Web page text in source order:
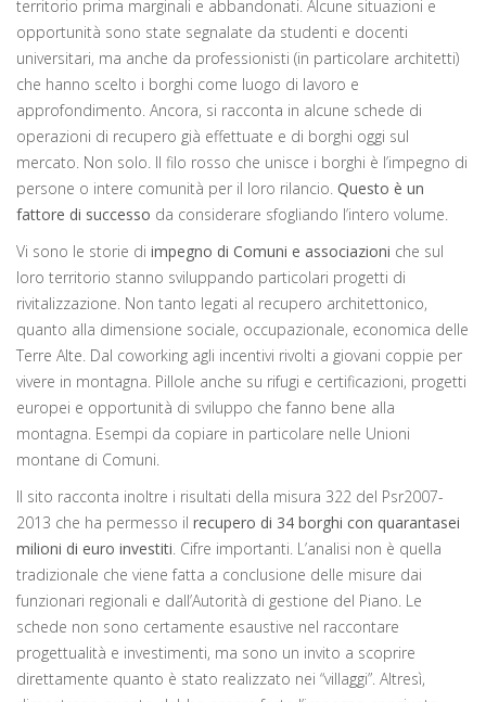
territorio prima marginali e abbandonati. Alcune situazioni e
opportunità sono state segnalate da studenti e docenti
universitari, ma anche da professionisti (in particolare architetti)
che hanno scelto i borghi come luogo di lavoro e
approfondimento. Ancora, si racconta in alcune schede di
operazioni di recupero già effettuate e di borghi oggi sul
mercato. Non solo. Il filo rosso che unisce i borghi è l’impegno di
persone o intere comunità per il loro rilancio. Questo è un
fattore di successo da considerare sfogliando l’intero volume.
Vi sono le storie di impegno di Comuni e associazioni che sul
loro territorio stanno sviluppando particolari progetti di
rivitalizzazione. Non tanto legati al recupero architettonico,
quanto alla dimensione sociale, occupazionale, economica delle
Terre Alte. Dal coworking agli incentivi rivolti a giovani coppie per
vivere in montagna. Pillole anche su rifugi e certificazioni, progetti
europei e opportunità di sviluppo che fanno bene alla
montagna. Esempi da copiare in particolare nelle Unioni
montane di Comuni.
Il sito racconta inoltre i risultati della misura 322 del Psr2007-
2013 che ha permesso il recupero di 34 borghi con quarantasei
milioni di euro investiti. Cifre importanti. L’analisi non è quella
tradizionale che viene fatta a conclusione delle misure dai
funzionari regionali e dall’Autorità di gestione del Piano. Le
schede non sono certamente esaustive nel raccontare
progettualità e investimenti, ma sono un invito a scoprire
direttamente quanto è stato realizzato nei “villaggi”. Altresì,